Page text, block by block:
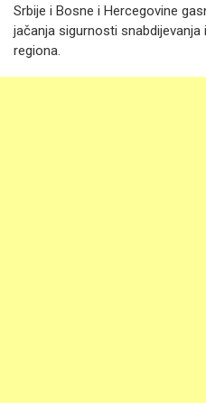
Srbije i Bosne i Hercegovine
jačanja sigurnosti
regiona.